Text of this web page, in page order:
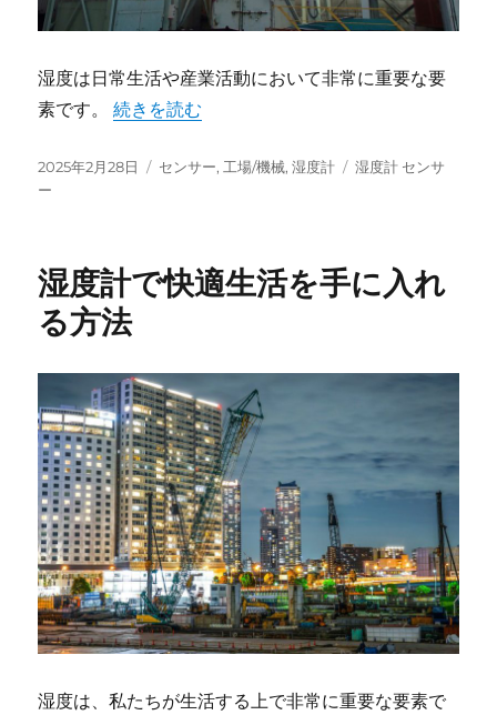
湿度は日常生活や産業活動において非常に重要な要
素です。“湿度計で快適環境を実現しよう” の
続きを読む
投
稿
2025年2月28日
カ
センサー, 工場/機械,湿度計
タ
湿度計 センサ
ー
湿度計で快適生活を手に入れ
る方法
湿度は、私たちが生活する上で非常に重要な要素で